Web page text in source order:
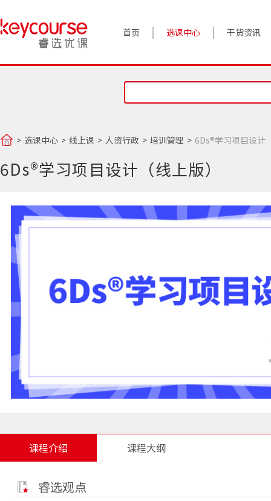
首页 选课中心 干货资讯
案例实践
对话高管
选课中心 线上课 人资行政 培训管理 6Ds®学习项目设计
6Ds®学习项目设计（线上版）
课程介绍 课程大纲
睿选观点